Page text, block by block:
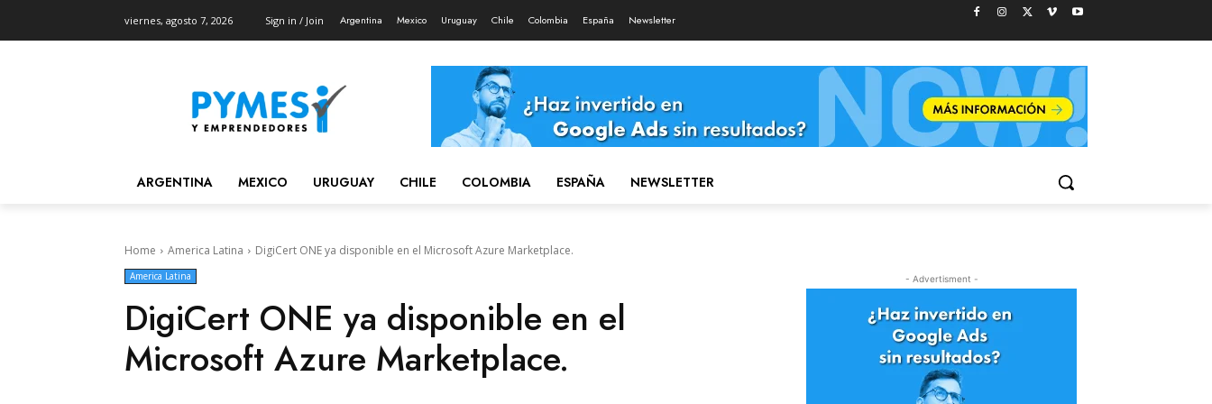
viernes, agosto 7, 2026 Sign in / Join Argentina Mexico Uruguay Chile Colombia España Newsletter
ARGENTINA MEXICO URUGUAY CHILE COLOMBIA ESPAÑA NEWSLETTER
Home America Latina DigiCert ONE ya disponible en el Microsoft Azure Marketplace.
America Latina
DigiCert ONE ya disponible en el
Microsoft Azure Marketplace.
- Advertisment -